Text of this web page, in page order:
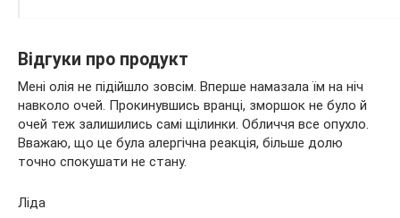
Відгуки про продукт
Мені олія не підійшло зовсім. Вперше намазала їм на ніч
навколо очей. Прокинувшись вранці, зморшок не було й
очей теж залишились самі щілинки. Обличчя все опухло.
Вважаю, що це була алергічна реакція, більше долю
точно спокушати не стану.
Ліда